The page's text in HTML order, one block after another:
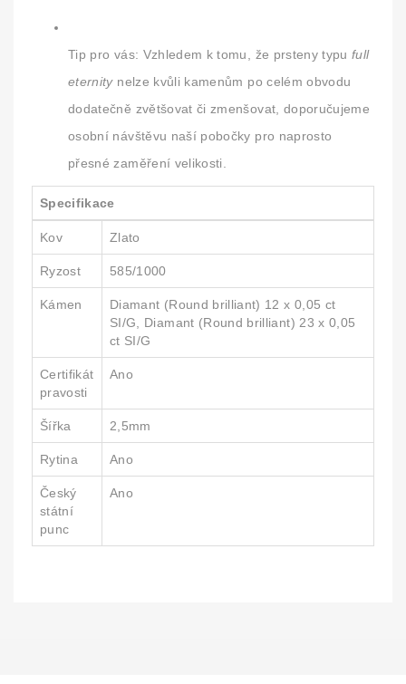
Tip pro vás: Vzhledem k tomu, že prsteny typufull
eternitynelze kvůli kamenům po celém obvodu
dodatečně zvětšovat či zmenšovat, doporučujeme
osobní návštěvu naší pobočky pro naprosto
přesné zaměření velikosti.
Specifikace
Kov Zlato
Ryzost 585/1000
Kámen
Diamant (Round brilliant) 12 x 0,05 ct
SI/G, Diamant (Round brilliant) 23 x 0,05
ct SI/G
Certifikát
pravosti
Ano
Šířka 2,5mm
Rytina Ano
Český
státní
punc
Ano